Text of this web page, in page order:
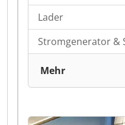
Lader
Stromgenerator &
Mehr